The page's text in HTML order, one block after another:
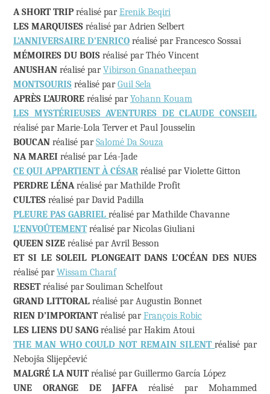
A SHORT TRIPréalisé parErenik Beqiri
LES MARQUISES réalisé par Adrien Selbert
L’ANNIVERSAIRE D’ENRICO réalisé par Francesco Sossai
MÉMOIRES DU BOIS réalisé par Théo Vincent
ANUSHAN réalisé parVibirson Gnanatheepan
MONTSOURIS réalisé parGuil Sela
APRÈS L’AURORE réalisé parYohann Kouam
LES MYSTÉRIEUSES AVENTURES DE CLAUDE CONSEIL
réalisé par Marie-Lola Terver et Paul Jousselin
BOUCAN réalisé parSalomé Da Souza
NA MAREI réalisé par Léa-Jade
CE QUI APPARTIENT À CÉSAR réalisé par Violette Gitton
PERDRE LÉNAréalisé par Mathilde Profit
CULTES réalisé par David Padilla
PLEURE PAS GABRIEL réalisé par Mathilde Chavanne
L’ENVOÛTEMENTréalisé par Nicolas Giuliani
QUEEN SIZE réalisé par Avril Besson
ET SI LE SOLEIL PLONGEAIT DANS L’OCÉAN DES NUES
réalisé parWissam Charaf
RESETréalisé par Souliman Schelfout
GRAND LITTORAL réalisé par Augustin Bonnet
RIEN D’IMPORTANTréalisé parFrançois Robic
LES LIENS DU SANG réalisé par Hakim Atoui
THE MAN WHO COULD NOT REMAIN SILENT réalisé par
Nebojša Slijepčević
MALGRÉ LA NUITréalisé par Guillermo García López
UNE ORANGE DE JAFFAréalisé par Mohammed